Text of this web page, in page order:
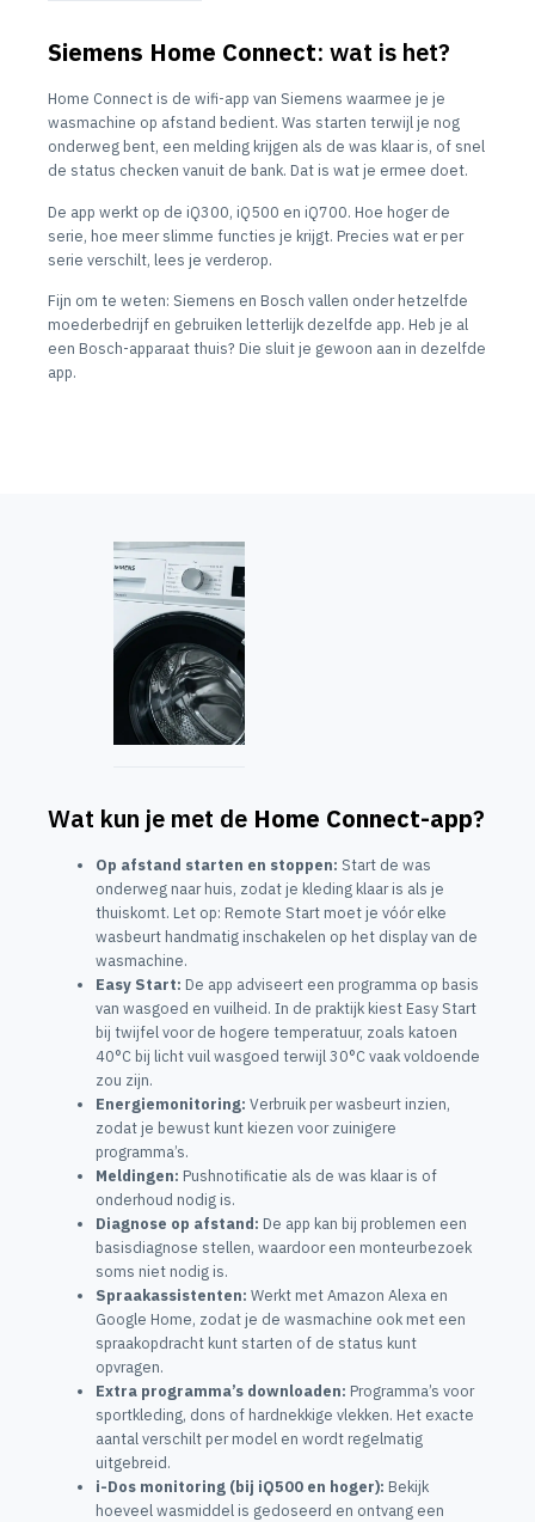
Siemens Home Connect: wat is het?
Home Connect is de wifi-app van Siemens waarmee je je
wasmachine op afstand bedient. Was starten terwijl je nog
onderweg bent, een melding krijgen als de was klaar is, of snel
de status checken vanuit de bank. Dat is wat je ermee doet.
De app werkt op de iQ300, iQ500 en iQ700. Hoe hoger de
serie, hoe meer slimme functies je krijgt. Precies wat er per
serie verschilt, lees je verderop.
Fijn om te weten: Siemens en Bosch vallen onder hetzelfde
moederbedrijf en gebruiken letterlijk dezelfde app. Heb je al
een Bosch-apparaat thuis? Die sluit je gewoon aan in dezelfde
app.
Wat kun je met de Home Connect-app?
Op afstand starten en stoppen: Start de was
onderweg naar huis, zodat je kleding klaar is als je
thuiskomt. Let op: Remote Start moet je vóór elke
wasbeurt handmatig inschakelen op het display van de
wasmachine.
Easy Start: De app adviseert een programma op basis
van wasgoed en vuilheid. In de praktijk kiest Easy Start
bij twijfel voor de hogere temperatuur, zoals katoen
40°C bij licht vuil wasgoed terwijl 30°C vaak voldoende
zou zijn.
Energiemonitoring: Verbruik per wasbeurt inzien,
zodat je bewust kunt kiezen voor zuinigere
programma’s.
Meldingen: Pushnotificatie als de was klaar is of
onderhoud nodig is.
Diagnose op afstand: De app kan bij problemen een
basisdiagnose stellen, waardoor een monteurbezoek
soms niet nodig is.
Spraakassistenten: Werkt met Amazon Alexa en
Google Home, zodat je de wasmachine ook met een
spraakopdracht kunt starten of de status kunt
opvragen.
Extra programma’s downloaden: Programma’s voor
sportkleding, dons of hardnekkige vlekken. Het exacte
aantal verschilt per model en wordt regelmatig
uitgebreid.
i-Dos monitoring (bij iQ500 en hoger): Bekijk
hoeveel wasmiddel is gedoseerd en ontvang een